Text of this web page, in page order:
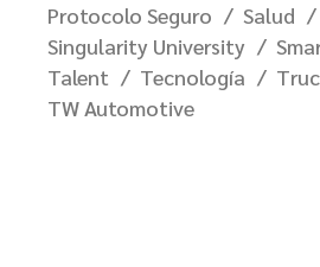
Protocolo Seguro
Salud
Singularity University
Talent
Tecnología
TW Automotive